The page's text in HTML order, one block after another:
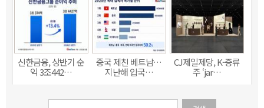
신한금융, 상반기 순
익 3조442…
중국 제친 베트남…
지난해 입국…
CJ제일제당, K-증류
주 ‘jar…